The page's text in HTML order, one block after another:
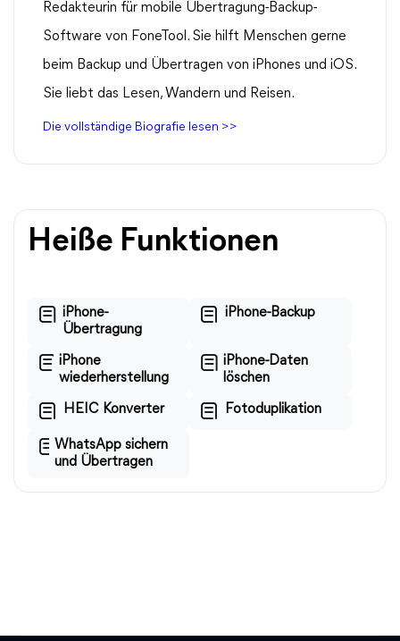
Redakteurin für mobile Übertragung-Backup-
Software von FoneTool. Sie hilft Menschen gerne
beim Backup und Übertragen von iPhones und iOS.
Sie liebt das Lesen, Wandern und Reisen.
Die vollständige Biografie lesen >>
Heiße Funktionen
iPhone-
Übertragung
iPhone-Backup
iPhone
wiederherstellung
iPhone-Daten
löschen
HEIC Konverter Fotoduplikation
WhatsApp sichern
und Übertragen